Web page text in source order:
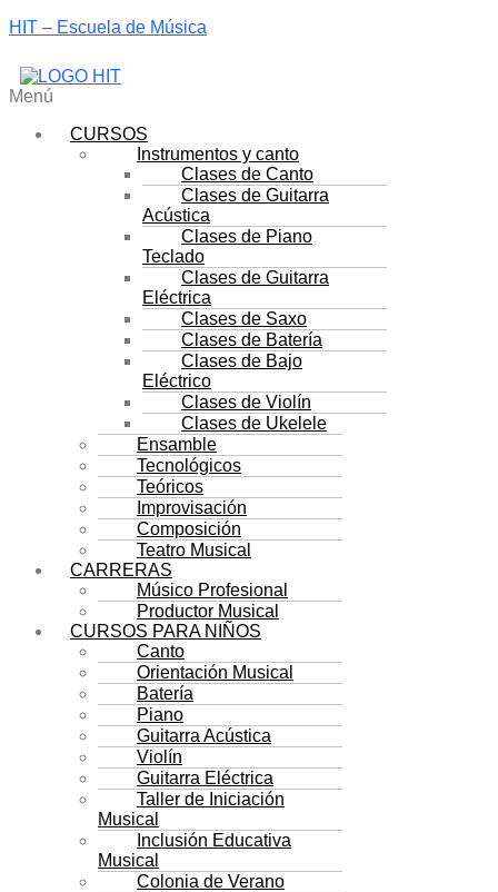
HIT – Escuela de Música
Menú
CURSOS
Instrumentos y canto
Clases de Canto
Clases de Guitarra
Acústica
Clases de Piano
Teclado
Clases de Guitarra
Eléctrica
Clases de Saxo
Clases de Batería
Clases de Bajo
Eléctrico
Clases de Violín
Clases de Ukelele
Ensamble
Tecnológicos
Teóricos
Improvisación
Composición
Teatro Musical
CARRERAS
Músico Profesional
Productor Musical
CURSOS PARA NIÑOS
Canto
Orientación Musical
Batería
Piano
Guitarra Acústica
Violín
Guitarra Eléctrica
Taller de Iniciación
Musical
Inclusión Educativa
Musical
Colonia de Verano